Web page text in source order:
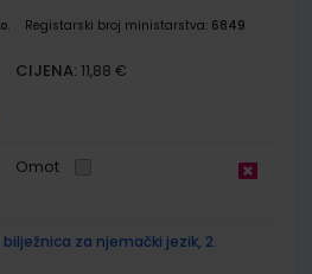
Registarski broj ministarstva: 6849
CIJENA: 11,88 €
Omot
bilježnica za njemački jezik, 2.